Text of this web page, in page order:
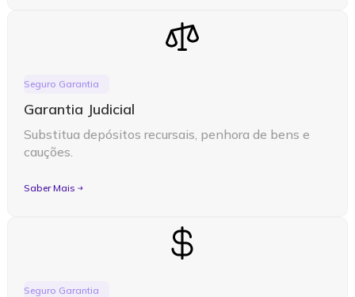
Seguro Garantia
Garantia Judicial
Substitua depósitos recursais, penhora de bens e
cauções.
Saber Mais
Seguro Garantia